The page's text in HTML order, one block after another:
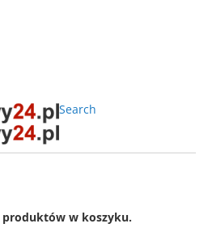
Search
produktów w koszyku.